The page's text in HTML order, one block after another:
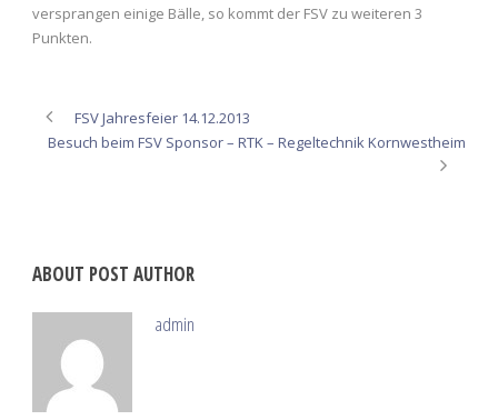
versprangen einige Bälle, so kommt der FSV zu weiteren 3
Punkten.
FSV Jahresfeier 14.12.2013
Besuch beim FSV Sponsor – RTK – Regeltechnik Kornwestheim
ABOUT POST AUTHOR
admin